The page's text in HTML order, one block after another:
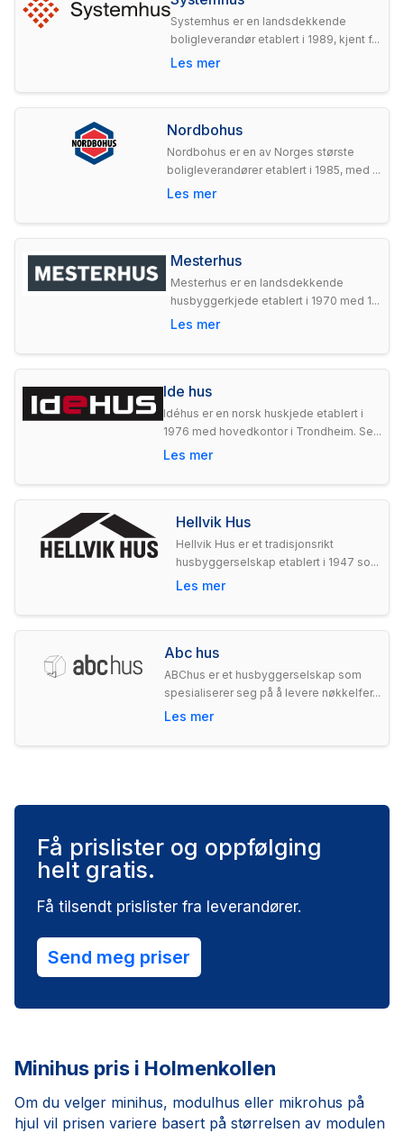
Systemhus er en landsdekkende
boligleverandør etablert i 1989, kjent f...
Les mer
Nordbohus
Nordbohus er en av Norges største
boligleverandører etablert i 1985, med ...
Les mer
Mesterhus
Mesterhus er en landsdekkende
husbyggerkjede etablert i 1970 med 1...
Les mer
Ide hus
Idéhus er en norsk huskjede etablert i
1976 med hovedkontor i Trondheim. Se...
Les mer
Hellvik Hus
Hellvik Hus er et tradisjonsrikt
husbyggerselskap etablert i 1947 so...
Les mer
Abc hus
ABChus er et husbyggerselskap som
spesialiserer seg på å levere nøkkelfer...
Les mer
Få prislister og oppfølging
helt gratis.
Få tilsendt prislister fra leverandører.
Send meg priser
Minihus pris i Holmenkollen
Om du velger minihus, modulhus eller mikrohus på
hjul vil prisen variere basert på størrelsen av modulen